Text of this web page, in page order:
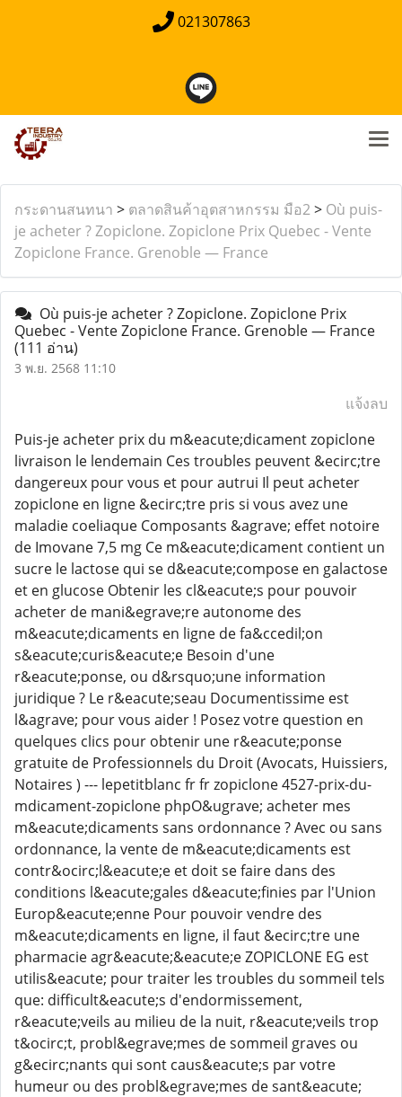
021307863
กระดานสนทนา > ตลาดสินค้าอุตสาหกรรม มือ2> Où puis-
je acheter ? Zopiclone. Zopiclone Prix Quebec - Vente
Zopiclone France. Grenoble — France
Où puis-je acheter ? Zopiclone. Zopiclone Prix
Quebec - Vente Zopiclone France. Grenoble — France
(111 อ่าน)
3 พ.ย. 2568 11:10
แจ้งลบ
Puis-je acheter prix du m&eacute;dicament zopiclone
livraison le lendemain Ces troubles peuvent &ecirc;tre
dangereux pour vous et pour autrui Il peut acheter
zopiclone en ligne &ecirc;tre pris si vous avez une
maladie coeliaque Composants &agrave; effet notoire
de Imovane 7,5 mg Ce m&eacute;dicament contient un
sucre le lactose qui se d&eacute;compose en galactose
et en glucose Obtenir les cl&eacute;s pour pouvoir
acheter de mani&egrave;re autonome des
m&eacute;dicaments en ligne de fa&ccedil;on
s&eacute;curis&eacute;e Besoin d'une
r&eacute;ponse, ou d&rsquo;une information
juridique ? Le r&eacute;seau Documentissime est
l&agrave; pour vous aider ! Posez votre question en
quelques clics pour obtenir une r&eacute;ponse
gratuite de Professionnels du Droit (Avocats, Huissiers,
Notaires ) --- lepetitblanc fr fr zopiclone 4527-prix-du-
mdicament-zopiclone phpO&ugrave; acheter mes
m&eacute;dicaments sans ordonnance ? Avec ou sans
ordonnance, la vente de m&eacute;dicaments est
contr&ocirc;l&eacute;e et doit se faire dans des
conditions l&eacute;gales d&eacute;finies par l'Union
Europ&eacute;enne Pour pouvoir vendre des
m&eacute;dicaments en ligne, il faut &ecirc;tre une
pharmacie agr&eacute;&eacute;e ZOPICLONE EG est
utilis&eacute; pour traiter les troubles du sommeil tels
que: difficult&eacute;s d'endormissement,
r&eacute;veils au milieu de la nuit, r&eacute;veils trop
t&ocirc;t, probl&egrave;mes de sommeil graves ou
g&ecirc;nants qui sont caus&eacute;s par votre
humeur ou des probl&egrave;mes de sant&eacute;